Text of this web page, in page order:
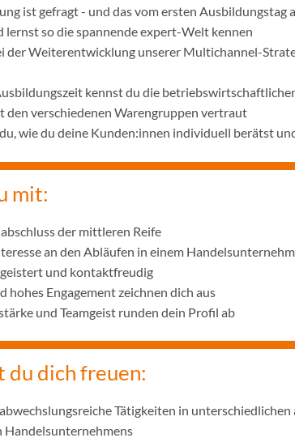
ist gefragt - und das vom ersten Ausbildungstag
lernst so die spannende expert-Welt kennen
der Weiterentwicklung unserer Multichannel-
kennst du die
den verschiedenen Warengruppen vertraut
wie du deine Kunden:innen individuell berätst
mit:
der mittleren Reife
an den Abläufen in einem
und kontaktfreudig
hohes Engagement zeichnen dich aus
und Teamgeist runden dein Profil ab
du dich freuen:
Tätigkeiten in